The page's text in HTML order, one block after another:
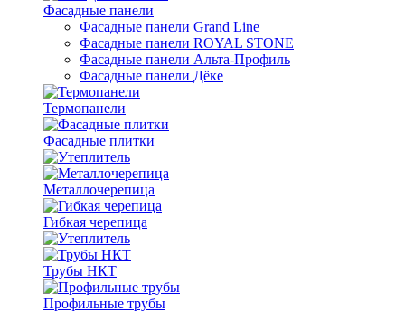
Фасадные панели
Фасадные панели Grand Line
Фасадные панели ROYAL STONE
Фасадные панели Альта-Профиль
Фасадные панели Дёке
Термопанели
Фасадные плитки
Металлочерепица
Гибкая черепица
Трубы НКТ
Профильные трубы